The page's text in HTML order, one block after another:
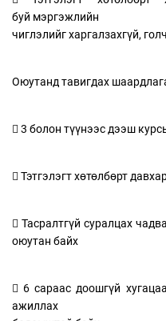
буй мэргэжлийн
чиглэлийг харгалзахгүй,
Оюутанд тавигдах
 3 болон түүнээс дээш
 Тэтгэлэгт хөтөлбөрт
 Тасралтгүй суралцах
оюутан байх
 6 сараас доошгүй
ажиллах